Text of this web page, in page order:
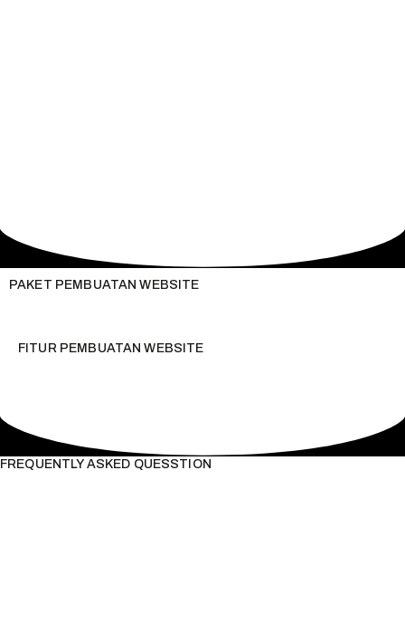
PAKET PEMBUATAN WEBSITE
FITUR PEMBUATAN WEBSITE
FREQUENTLY ASKED QUESSTION